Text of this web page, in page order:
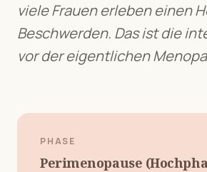
viele Frauen erleben einen
Beschwerden. Das ist die
vor der eigentlichen
PHASE
Perimenopause